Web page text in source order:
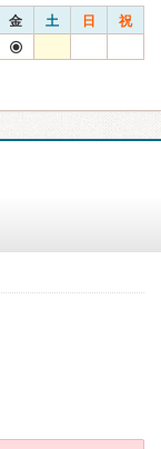
金 土 日 祝